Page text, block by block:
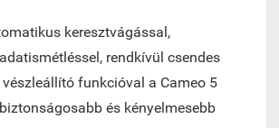
keresztvágással,
rendkívül csendes
funkcióval a Cameo 5
és kényelmesebb